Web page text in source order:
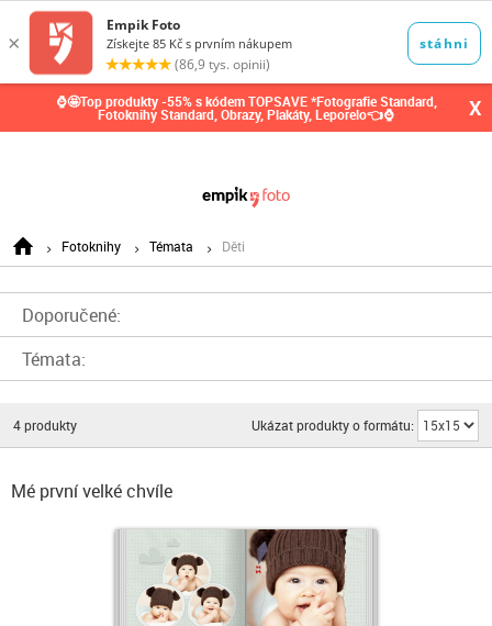
⌚🤩Top produkty -55% s kódem TOPSAVE *Fotografie Standard,
Fotoknihy Standard, Obrazy, Plakáty, Leporelo👈⌚ X
Fotoknihy Témata Děti
Doporučené:
Témata:
4produkty Ukázat produkty o formátu:
Mé první velké chvíle